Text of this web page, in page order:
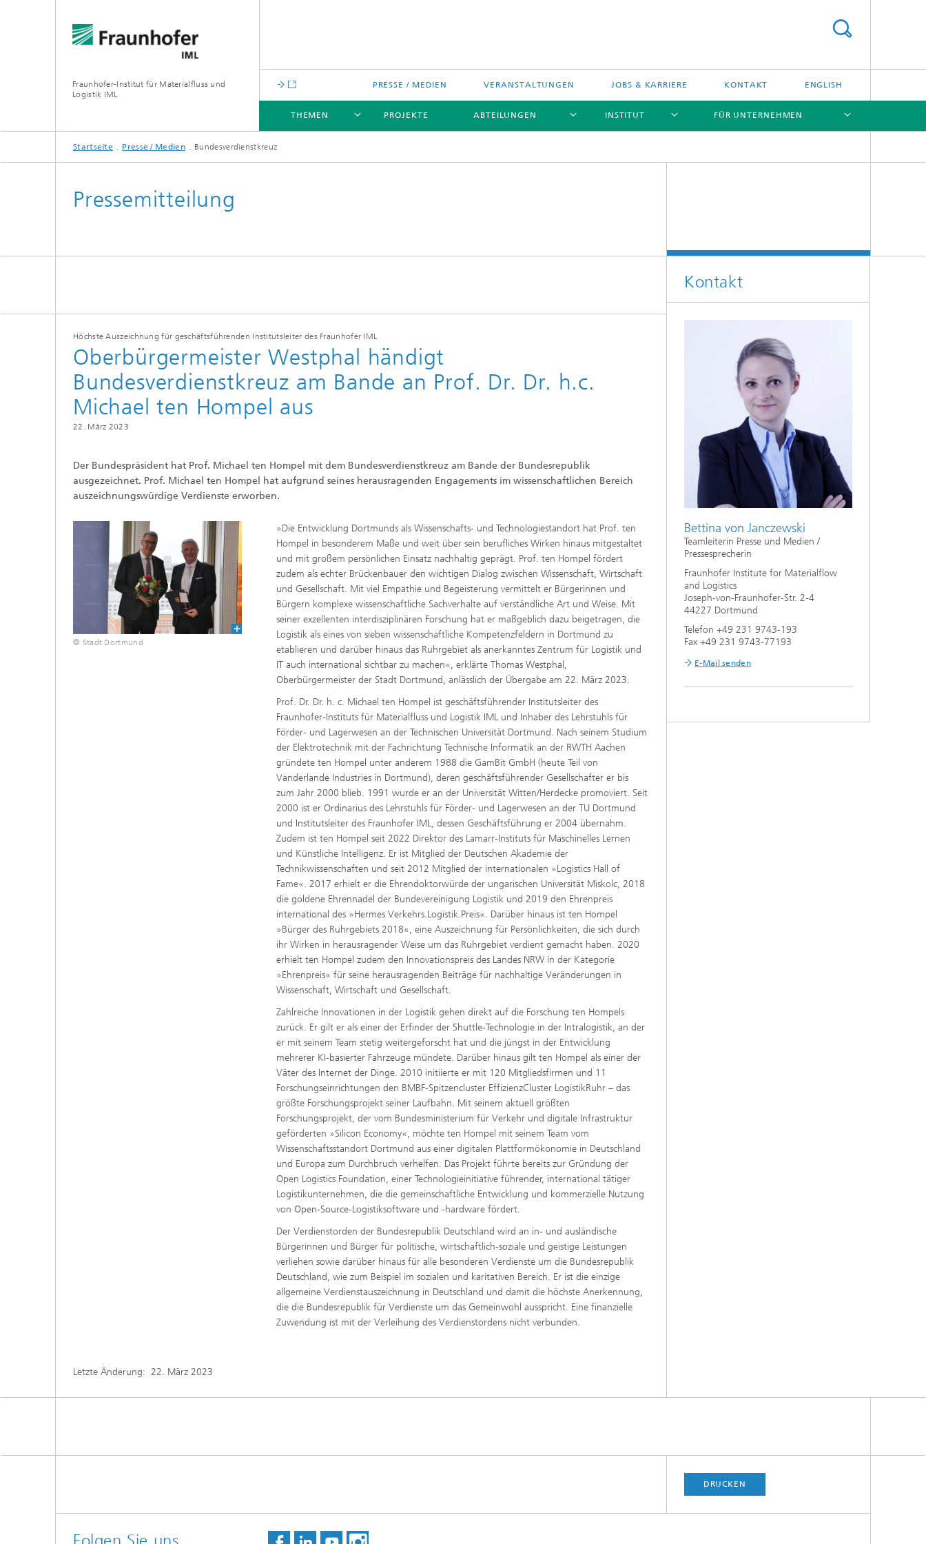
Fraunhofer-Institut für Materialfluss und
Logistik IML
PRESSE / MEDIEN VERANSTALTUNGEN JOBS & KARRIERE KONTAKT ENGLISH
THEMEN
THEMEN
PROJEKTE ABTEILUNGEN
ABTEILUNGEN
INSTITUT
INSTITUT
FÜR UNTERNEHMEN
FÜR UNTERNEHMEN
Startseite Presse / Medien Bundesverdienstkreuz
Pressemitteilung
Höchste Auszeichnung für geschäftsführenden Institutsleiter des Fraunhofer IML
Oberbürgermeister Westphal händigt
Bundesverdienstkreuz am Bande an Prof. Dr. Dr. h.c.
Michael ten Hompel aus
22. März 2023
Der Bundespräsident hat Prof. Michael ten Hompel mit dem Bundesverdienstkreuz am Bande der Bundesrepublik
ausgezeichnet. Prof. Michael ten Hompel hat aufgrund seines herausragenden Engagements im wissenschaftlichen Bereich
auszeichnungswürdige Verdienste erworben.
© Stadt Dortmund
»Die Entwicklung Dortmunds als Wissenschafts- und Technologiestandort hat Prof. ten
Hompel in besonderem Maße und weit über sein berufliches Wirken hinaus mitgestaltet
und mit großem persönlichen Einsatz nachhaltig geprägt. Prof. ten Hompel fördert
zudem als echter Brückenbauer den wichtigen Dialog zwischen Wissenschaft, Wirtschaft
und Gesellschaft. Mit viel Empathie und Begeisterung vermittelt er Bürgerinnen und
Bürgern komplexe wissenschaftliche Sachverhalte auf verständliche Art und Weise. Mit
seiner exzellenten interdisziplinären Forschung hat er maßgeblich dazu beigetragen, die
Logistik als eines von sieben wissenschaftliche Kompetenzfeldern in Dortmund zu
etablieren und darüber hinaus das Ruhrgebiet als anerkanntes Zentrum für Logistik und
IT auch international sichtbar zu machen«, erklärte Thomas Westphal,
Oberbürgermeister der Stadt Dortmund, anlässlich der Übergabe am 22. März 2023.
Prof. Dr. Dr. h. c. Michael ten Hompel ist geschäftsführender Institutsleiter des
Fraunhofer-Instituts für Materialfluss und Logistik IML und Inhaber des Lehrstuhls für
Förder- und Lagerwesen an der Technischen Universität Dortmund. Nach seinem Studium
der Elektrotechnik mit der Fachrichtung Technische Informatik an der RWTH Aachen
gründete ten Hompel unter anderem 1988 die GamBit GmbH (heute Teil von
Vanderlande Industries in Dortmund), deren geschäftsführender Gesellschafter er bis
zum Jahr 2000 blieb. 1991 wurde er an der Universität Witten/Herdecke promoviert. Seit
2000 ist er Ordinarius des Lehrstuhls für Förder- und Lagerwesen an der TU Dortmund
und Institutsleiter des Fraunhofer IML, dessen Geschäftsführung er 2004 übernahm.
Zudem ist ten Hompel seit 2022 Direktor des Lamarr-Instituts für Maschinelles Lernen
und Künstliche Intelligenz. Er ist Mitglied der Deutschen Akademie der
Technikwissenschaften und seit 2012 Mitglied der internationalen »Logistics Hall of
Fame«. 2017 erhielt er die Ehrendoktorwürde der ungarischen Universität Miskolc, 2018
die goldene Ehrennadel der Bundevereinigung Logistik und 2019 den Ehrenpreis
international des »Hermes Verkehrs.Logistik.Preis«. Darüber hinaus ist ten Hompel
»Bürger des Ruhrgebiets 2018«, eine Auszeichnung für Persönlichkeiten, die sich durch
ihr Wirken in herausragender Weise um das Ruhrgebiet verdient gemacht haben. 2020
erhielt ten Hompel zudem den Innovationspreis des Landes NRW in der Kategorie
»Ehrenpreis« für seine herausragenden Beiträge für nachhaltige Veränderungen in
Wissenschaft, Wirtschaft und Gesellschaft.
Zahlreiche Innovationen in der Logistik gehen direkt auf die Forschung ten Hompels
zurück. Er gilt er als einer der Erfinder der Shuttle-Technologie in der Intralogistik, an der
er mit seinem Team stetig weitergeforscht hat und die jüngst in der Entwicklung
mehrerer KI-basierter Fahrzeuge mündete. Darüber hinaus gilt ten Hompel als einer der
Väter des Internet der Dinge. 2010 initiierte er mit 120 Mitgliedsfirmen und 11
Forschungseinrichtungen den BMBF-Spitzencluster EffizienzCluster LogistikRuhr – das
größte Forschungsprojekt seiner Laufbahn. Mit seinem aktuell größten
Forschungsprojekt, der vom Bundesministerium für Verkehr und digitale Infrastruktur
geförderten »Silicon Economy«, möchte ten Hompel mit seinem Team vom
Wissenschaftsstandort Dortmund aus einer digitalen Plattformökonomie in Deutschland
und Europa zum Durchbruch verhelfen. Das Projekt führte bereits zur Gründung der
Open Logistics Foundation, einer Technologieinitiative führender, international tätiger
Logistikunternehmen, die die gemeinschaftliche Entwicklung und kommerzielle Nutzung
von Open-Source-Logistiksoftware und -hardware fördert.
Der Verdienstorden der Bundesrepublik Deutschland wird an in- und ausländische
Bürgerinnen und Bürger für politische, wirtschaftlich-soziale und geistige Leistungen
verliehen sowie darüber hinaus für alle besonderen Verdienste um die Bundesrepublik
Deutschland, wie zum Beispiel im sozialen und karitativen Bereich. Er ist die einzige
allgemeine Verdienstauszeichnung in Deutschland und damit die höchste Anerkennung,
die die Bundesrepublik für Verdienste um das Gemeinwohl ausspricht. Eine finanzielle
Zuwendung ist mit der Verleihung des Verdienstordens nicht verbunden.
Letzte Änderung: 22. März 2023
Kontakt
Bettina von Janczewski
Teamleiterin Presse und Medien /
Pressesprecherin
Fraunhofer Institute for Materialflow
and Logistics
Joseph-von-Fraunhofer-Str. 2-4
44227 Dortmund
Telefon +49 231 9743-193
Fax +49 231 9743-77193
E-Mail senden
DRUCKEN